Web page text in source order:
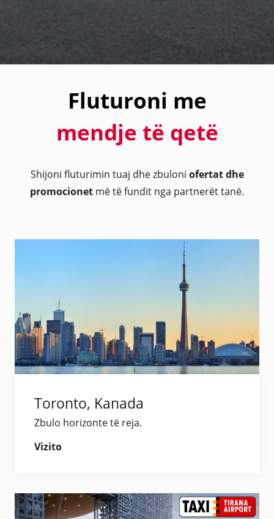
Fluturoni me
mendje të qetë
Shijoni fluturimin tuaj dhe zbuloni ofertat dhe
promocionet më të fundit nga partnerët tanë.
Toronto, Kanada
Zbulo horizonte të reja.
Vizito